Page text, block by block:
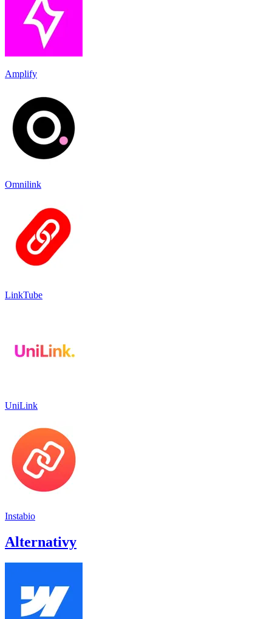
Amplify
Omnilink
LinkTube
UniLink
Instabio
Alternativy